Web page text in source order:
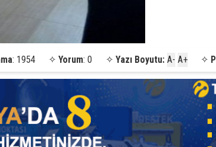
: 1954 ✧Yorum: 0 ✧ Yazı Boyutu: A- A+ ✧